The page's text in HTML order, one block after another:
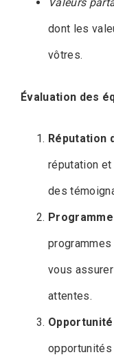
dont les
vôtres.
Évaluation des
Réputation
réputation et
des
programmes
vous
attentes.